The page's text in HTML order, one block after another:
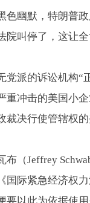
色幽默，特朗普
院叫停了，这让
党派的诉讼机构“
重冲击的美国小
裁决行使管辖权
布（Jeffrey
国际紧急经济权